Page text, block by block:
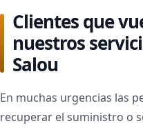
Clientes que
nuestros
Salou
En muchas urgencias las
recuperar el suministro o